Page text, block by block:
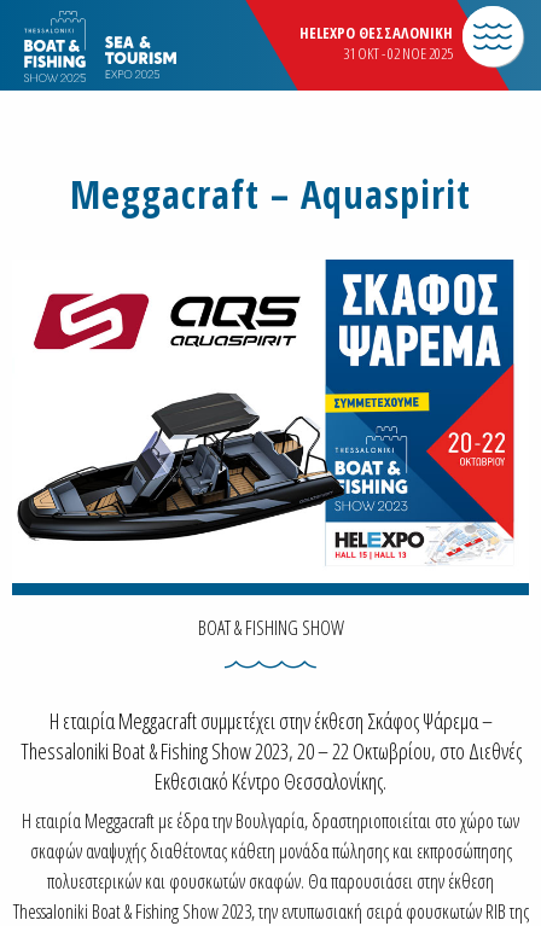
HELEXPO ΘΕΣΣΑΛΟΝΙΚΗ
31 OKT - 02 NOE 2025
Meggacraft – Aquaspirit
BOAT & FISHING SHOW
Η εταιρία Meggacraft συμμετέχει στην έκθεση Σκάφος Ψάρεμα –
Thessaloniki Boat & Fishing Show 2023, 20 – 22 Οκτωβρίου, στο Διεθνές
Εκθεσιακό Κέντρο Θεσσαλονίκης.
Η εταιρία Meggacraft με έδρα την Βουλγαρία, δραστηριοποιείται στο χώρο των
σκαφών αναψυχής διαθέτοντας κάθετη μονάδα πώλησης και εκπροσώπησης
πολυεστερικών και φουσκωτών σκαφών. Θα παρουσιάσει στην έκθεση
Thessaloniki Boat & Fishing Show 2023, την εντυπωσιακή σειρά φουσκωτών RIB της